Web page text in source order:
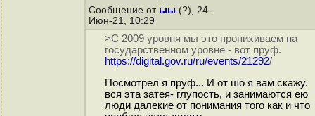
Сообщение от ыы (?), 24-
Июн-21, 10:29
>С 2009 уровня мы это пропихиваем на
государственном уровне - вот пруф.
https://digital.gov.ru/ru/events/21292/
Посмотрел я пруф... И от шо я вам скажу.
вся эта затея- глупость, и занимаются ею
люди далекие от понимания того как и что